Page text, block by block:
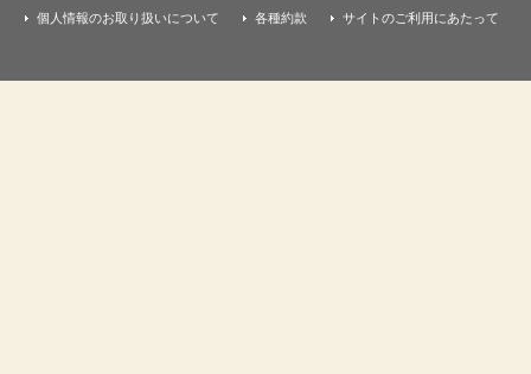
個人情報のお取り扱いについて 各種約款 サイトのご利用にあたって